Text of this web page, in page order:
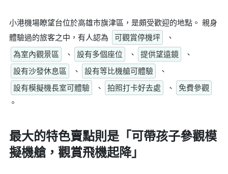
小港機場瞭望台位於高雄市旗津區，是頗受歡迎的地點。 親身
體驗過的旅客之中，有人認為
可觀賞停機坪
、
為室內觀景區
、 設有多個座位 、 提供望遠鏡
、
設有沙發休息區
、 設有等比機艙可體驗
、
設有模擬機長室可體驗
、 拍照打卡好去處 、
免費參觀
。
最大的特色賣點則是「可帶孩子參觀模
擬機艙，觀賞飛機起降」